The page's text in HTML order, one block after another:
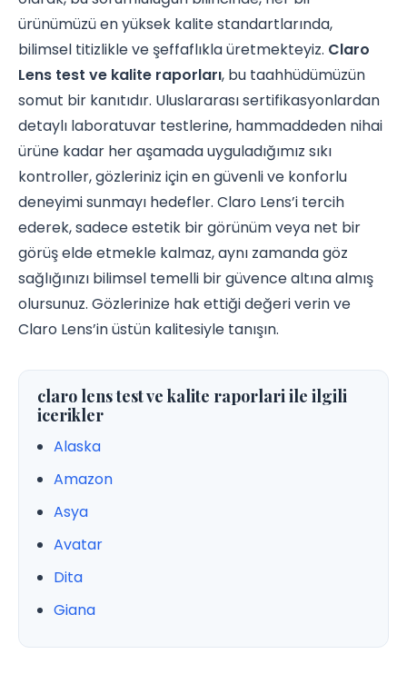
ürünümüzü en yüksek kalite standartlarında,
bilimsel titizlikle ve şeffaflıkla üretmekteyiz. Claro
Lens test ve kalite raporları, bu taahhüdümüzün
somut bir kanıtıdır. Uluslararası sertifikasyonlardan
detaylı laboratuvar testlerine, hammaddeden nihai
ürüne kadar her aşamada uyguladığımız sıkı
kontroller, gözleriniz için en güvenli ve konforlu
deneyimi sunmayı hedefler. Claro Lens’i tercih
ederek, sadece estetik bir görünüm veya net bir
görüş elde etmekle kalmaz, aynı zamanda göz
sağlığınızı bilimsel temelli bir güvence altına almış
olursunuz. Gözlerinize hak ettiği değeri verin ve
Claro Lens’in üstün kalitesiyle tanışın.
claro lens test ve kalite raporlari ile ilgili
icerikler
Alaska
Amazon
Asya
Avatar
Dita
Giana